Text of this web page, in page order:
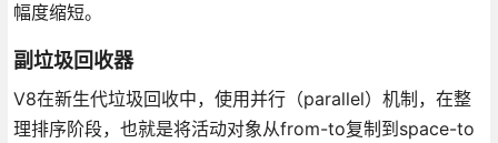
幅度缩短。
副垃圾回收器
V8在新生代垃圾回收中，使用并行（parallel）机制，在整
理排序阶段，也就是将活动对象从from-to复制到space-to